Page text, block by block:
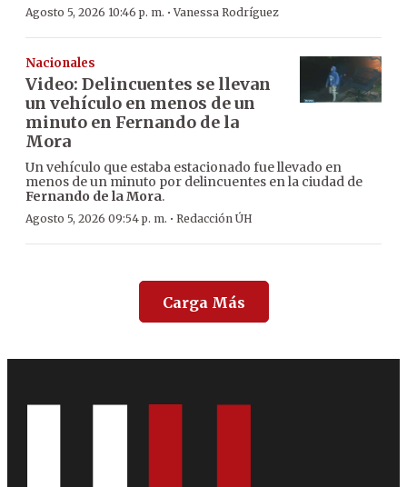
Agosto 5, 2026 10:46 p. m. ·Vanessa Rodríguez
Nacionales
Video: Delincuentes se llevan
un vehículo en menos de un
minuto en Fernando de la
Mora
Un vehículo que estaba estacionado fue llevado en
menos de un minuto por delincuentes en la ciudad de
Fernando de la Mora.
Agosto 5, 2026 09:54 p. m. · Redacción ÚH
Carga Más